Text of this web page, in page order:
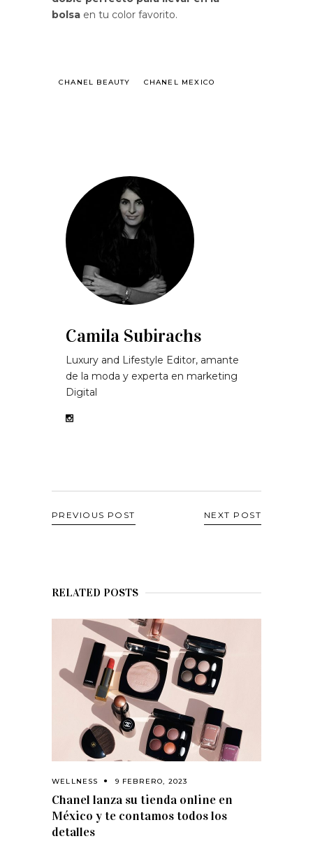
bolsa en tu color favorito.
CHANEL BEAUTY CHANEL MEXICO
Camila Subirachs
Luxury and Lifestyle Editor, amante
de la moda y experta en marketing
Digital
PREVIOUS POST NEXT POST
RELATED POSTS
WELLNESS 9 FEBRERO, 2023
Chanel lanza su tienda online en
México y te contamos todos los
detalles